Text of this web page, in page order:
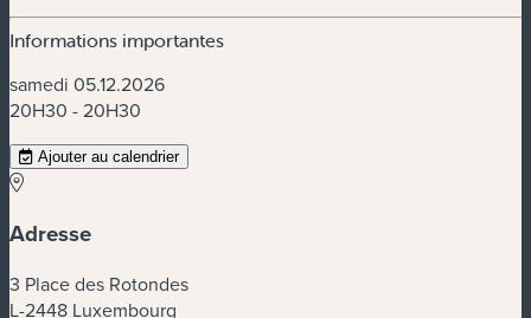
Informations importantes
samedi 05.12.2026
20H30 - 20H30
Ajouter au calendrier
Adresse
3 Place des Rotondes
L-2448 Luxembourg